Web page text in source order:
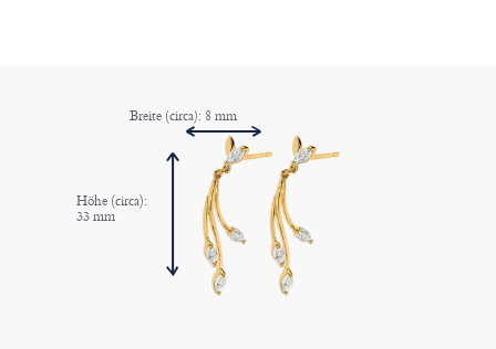
Höhe (circa):
33 mm
Breite (circa): 8 mm